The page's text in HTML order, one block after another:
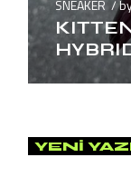
SNEAKER
YENI